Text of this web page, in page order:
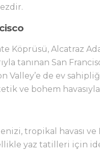
Köprüsü, Alcatraz
tanınan San
Valley’e de ev
ve bohem
tropikal havası
yaz tatilleri için